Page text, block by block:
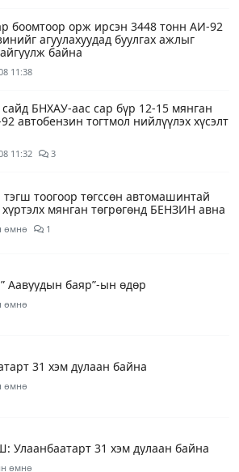
боомтоор орж ирсэн 3448 тонн АИ-92
агуулахуудад буулгах ажлыг
байна
11:38
БНХАУ-аас сар бүр 12-15 мянган
автобензин тогтмол нийлүүлэх хүсэлт
11:32 3
тоогоор төгссөн автомашинтай
хүртэлх мянган төгрөгөнд БЕНЗИН авна
өмнө 1
Аавуудын баяр”-ын өдөр
өмнө
31 хэм дулаан байна
өмнө
Улаанбаатарт 31 хэм дулаан байна
өмнө